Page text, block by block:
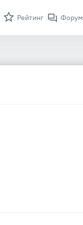
Рейтинг Форум